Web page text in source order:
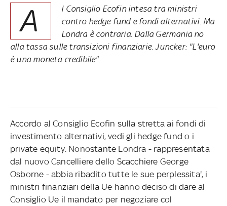
A
l Consiglio Ecofin intesa tra ministri
contro hedge fund e fondi alternativi. Ma
Londra è contraria. Dalla Germania no
alla tassa sulle transizioni finanziarie. Juncker: "L'euro
è una moneta credibile"
Accordo al Consiglio Ecofin sulla stretta ai fondi di
investimento alternativi, vedi gli hedge fund o i
private equity. Nonostante Londra - rappresentata
dal nuovo Cancelliere dello Scacchiere George
Osborne - abbia ribadito tutte le sue perplessita', i
ministri finanziari della Ue hanno deciso di dare al
Consiglio Ue il mandato per negoziare col